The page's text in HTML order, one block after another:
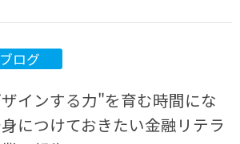
ブログ
インする力"を育む時間にな
につけておきたい金融リテラ